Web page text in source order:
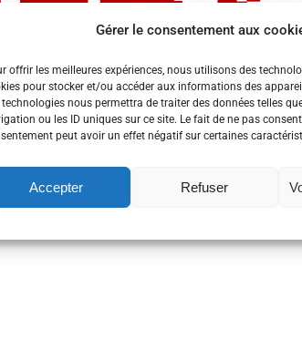
Gérer le consentement aux
offrir les meilleures expériences, nous utilisons des
pour stocker et/ou accéder aux informations des
technologies nous permettra de traiter des données telles
ou les ID uniques sur ce site. Le fait de ne pas
peut avoir un effet négatif sur certaines
Accepter Refuser
de sécurité numérique le plus à
des sujets de conférences, rump ou/